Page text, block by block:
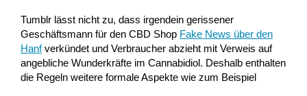
Tumblr lässt nicht zu, dass irgendein gerissener
Geschäftsmann für den CBD Shop Fake News über den
Hanfverkündet und Verbraucher abzieht mit Verweis auf
angebliche Wunderkräfte im Cannabidiol. Deshalb enthalten
die Regeln weitere formale Aspekte wie zum Beispiel